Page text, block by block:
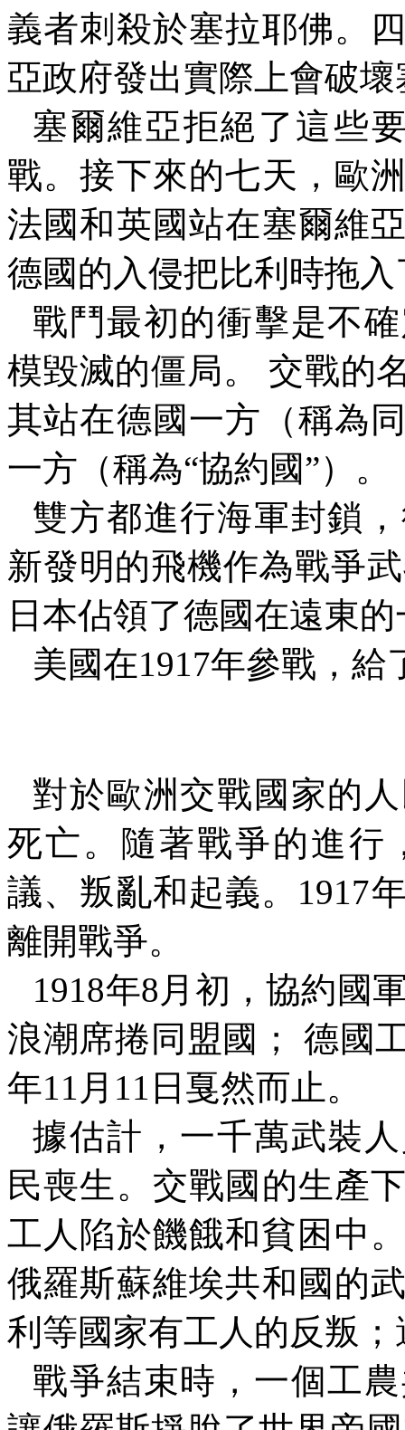
義者刺殺於塞拉耶佛。
亞政府發出實際上會破
塞爾維亞拒絕了這些
戰。接下來的七天，歐
法國和英國站在塞爾維
德國的入侵把比利時拖
戰鬥最初的衝擊是不
模毀滅的僵局。
交戰的
其站在德國一方（稱為
一方（稱為“協約國”）。
雙方都進行海軍封鎖
新發明的飛機作為戰爭
日本佔領了德國在遠東
美國在1917年參戰，給
對於歐洲交戰國家的
死亡。隨著戰爭的進行
議、叛亂和起義。 1917
離開戰爭。
1918年8 月初，協約國
浪潮席捲同盟國；
德國
年11 月 11 日戛然而止。
據估計，一千萬武裝
民喪生。交戰國的生產
工人陷於饑餓和貧困中
俄羅斯蘇維埃共和國的
利等國家有工人的反叛
戰爭結束時，一個工